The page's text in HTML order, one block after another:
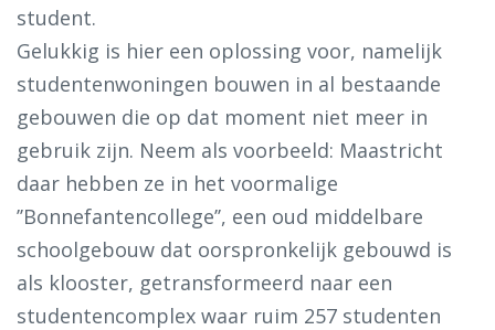
student.
Gelukkig is hier een oplossing voor, namelijk
studentenwoningen bouwen in al bestaande
gebouwen die op dat moment niet meer in
gebruik zijn. Neem als voorbeeld: Maastricht
daar hebben ze in het voormalige
’’Bonnefantencollege’’, een oud middelbare
schoolgebouw dat oorspronkelijk gebouwd is
als klooster, getransformeerd naar een
studentencomplex waar ruim 257 studenten